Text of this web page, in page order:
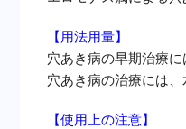
【用法用量】
穴あき病の早期治療
穴あき病の治療には
【使用上の注意】